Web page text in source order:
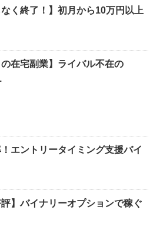
なく終了！】初月から10万円以上
の在宅副業】ライバル不在の
エントリータイミング支援バイ
評】バイナリーオプションで稼ぐ